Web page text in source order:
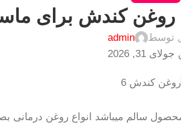
کندش برای
توسط
admin
31, 2026
سالم میباشد انواع روغن